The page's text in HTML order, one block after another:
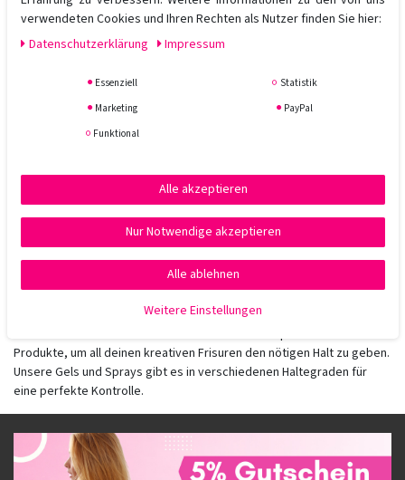
200Milliliter | 96,75 € / Liter
* inkl. ges. MwSt.
Sebastian Shaper Zero Gravity 50 ml
UVP 8,00 € 6,75 € *
50Milliliter| 135,00 € / Liter
In den Warenkorb
inkl. ges. MwSt.zzgl.
hat die perfekten
Produkte, um all deinen kreativen Frisuren den nötigen Halt zu geben.
Unsere Gels und Sprays gibt es in verschiedenen Haltegraden für
eine perfekte Kontrolle.
verwendeten Cookies und Ihren Rechten als Nutzer finden Sie hier:
Daten­schutz­erklärung
Impressum
Essenziell
Statistik
Marketing
PayPal
Funktional
Alle akzeptieren
Nur Notwendige akzeptieren
Alle ablehnen
Weitere Einstellungen